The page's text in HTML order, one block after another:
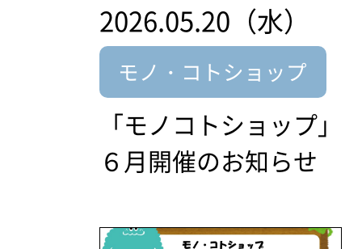
2026.05.20（水）
モノ・コトショップ
「モノコトショップ」
６月開催のお知らせ